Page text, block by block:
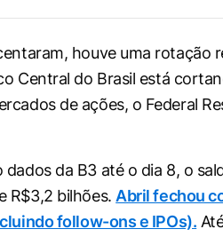
houve uma rotação
Central do Brasil está
de ações, o Federal
dados da B3 até o dia 8, o
R$3,2 bilhões. Abril fechou
follow-ons e IPOs).